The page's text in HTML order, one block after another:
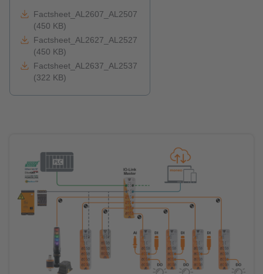
Factsheet_AL2607_AL2507
(450 KB)
Factsheet_AL2627_AL2527
(450 KB)
Factsheet_AL2637_AL2537
(322 KB)